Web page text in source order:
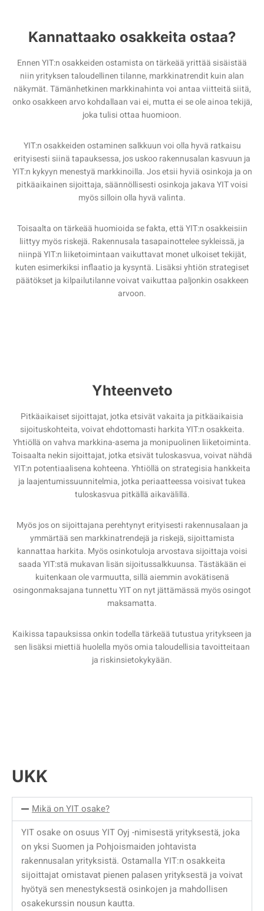
Kannattaako osakkeita ostaa?
Ennen YIT:n osakkeiden ostamista on tärkeää yrittää sisäistää
niin yrityksen taloudellinen tilanne, markkinatrendit kuin alan
näkymät. Tämänhetkinen markkinahinta voi antaa viitteitä siitä,
onko osakkeen arvo kohdallaan vai ei, mutta ei se ole ainoa tekijä,
joka tulisi ottaa huomioon.
YIT:n osakkeiden ostaminen salkkuun voi olla hyvä ratkaisu
erityisesti siinä tapauksessa, jos uskoo rakennusalan kasvuun ja
YIT:n kykyyn menestyä markkinoilla. Jos etsii hyviä osinkoja ja on
pitkäaikainen sijoittaja, säännöllisesti osinkoja jakava YIT voisi
myös silloin olla hyvä valinta.
Toisaalta on tärkeää huomioida se fakta, että YIT:n osakkeisiin
liittyy myös riskejä. Rakennusala tasapainottelee sykleissä, ja
niinpä YIT:n liiketoimintaan vaikuttavat monet ulkoiset tekijät,
kuten esimerkiksi inflaatio ja kysyntä. Lisäksi yhtiön strategiset
päätökset ja kilpailutilanne voivat vaikuttaa paljonkin osakkeen
arvoon.
Yhteenveto
Pitkäaikaiset sijoittajat, jotka etsivät vakaita ja pitkäaikaisia
sijoituskohteita, voivat ehdottomasti harkita YIT:n osakkeita.
Yhtiöllä on vahva markkina-asema ja monipuolinen liiketoiminta.
Toisaalta nekin sijoittajat, jotka etsivät tuloskasvua, voivat nähdä
YIT:n potentiaalisena kohteena. Yhtiöllä on strategisia hankkeita
ja laajentumissuunnitelmia, jotka periaatteessa voisivat tukea
tuloskasvua pitkällä aikavälillä.
Myös jos on sijoittajana perehtynyt erityisesti rakennusalaan ja
ymmärtää sen markkinatrendejä ja riskejä, sijoittamista
kannattaa harkita. Myös osinkotuloja arvostava sijoittaja voisi
saada YIT:stä mukavan lisän sijoitussalkkuunsa. Tästäkään ei
kuitenkaan ole varmuutta, sillä aiemmin avokätisenä
osingonmaksajana tunnettu YIT on nyt jättämässä myös osingot
maksamatta.
Kaikissa tapauksissa onkin todella tärkeää tutustua yritykseen ja
sen lisäksi miettiä huolella myös omia taloudellisia tavoitteitaan
ja riskinsietokykyään.
UKK
Mikä on YIT osake?
YIT osake on osuus YIT Oyj -nimisestä yrityksestä, joka
on yksi Suomen ja Pohjoismaiden johtavista
rakennusalan yrityksistä. Ostamalla YIT:n osakkeita
sijoittajat omistavat pienen palasen yrityksestä ja voivat
hyötyä sen menestyksestä osinkojen ja mahdollisen
osakekurssin nousun kautta.